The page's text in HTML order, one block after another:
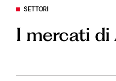
SETTORI
I mercati di